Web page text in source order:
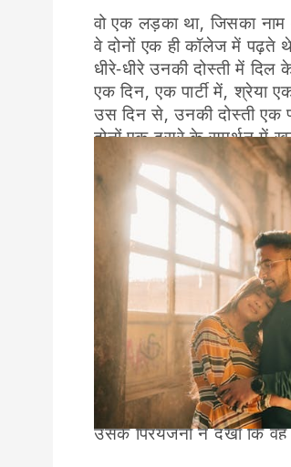
वो एक लड़का था, जिसका
वे दोनों एक ही कॉलेज में
धीरे-धीरे उनकी दोस्ती में
एक दिन, एक पार्टी में, श्रेया
उस दिन से, उनकी दोस्ती एक
दोनों एक-दूसरे के समर्थन में
लेकिन ख़ुशी की एक समय की
एक दिन, एक घातक रोग
उसका समय कम हो गया है।
आर्यन ने दिल के दर्द के साथ
कि वह अपने प्यार को खो दे
उसकी दिल की ये अभिलाषा
उसे उसकी प्यार भरी ख़्वाहिश
वे एक बार फिर साथ आए, ख़ुद
श्रेया की आंखों में ख़ुशी और
रही थी।
उनकी ख़ुशियों और दुखों से
उसके अंतिम समय में, उसका
उसके प्रियजनों ने देखा कि